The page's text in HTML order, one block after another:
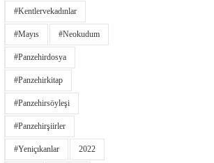
#kentlervekadınlar
#Mayıs #neokudum
#panzehirdosya
#panzehirkitap
#panzehirsöyleşi
#panzehirşiirler
#yeniçıkanlar 2022